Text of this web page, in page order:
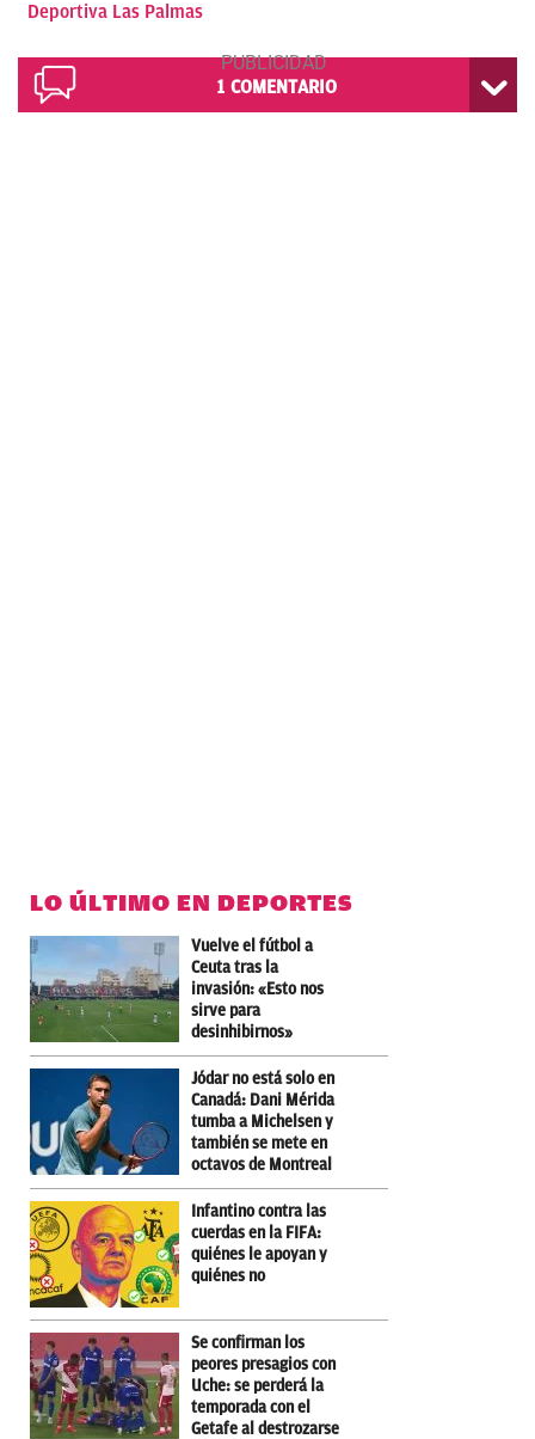
Deportiva Las Palmas
1 COMENTARIO
LO ÚLTIMO EN DEPORTES
Vuelve el fútbol a
Ceuta tras la
invasión: «Esto nos
sirve para
desinhibirnos»
Jódar no está solo en
Canadá: Dani Mérida
tumba a Michelsen y
también se mete en
octavos de Montreal
Infantino contra las
cuerdas en la FIFA:
quiénes le apoyan y
quiénes no
Se confirman los
peores presagios con
Uche: se perderá la
temporada con el
Getafe al destrozarse